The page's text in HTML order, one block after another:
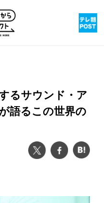
instagram rss
るサウンド・ア
語るこの世界の
ツイート
シェア